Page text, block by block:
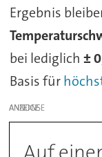
Ergebnis
bei lediglich ±
Basis für
ANZEIGE